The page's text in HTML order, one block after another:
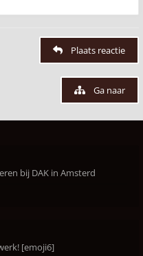
Plaats reactie
Ga naar
bij DAK in Amsterd
[emoji6]